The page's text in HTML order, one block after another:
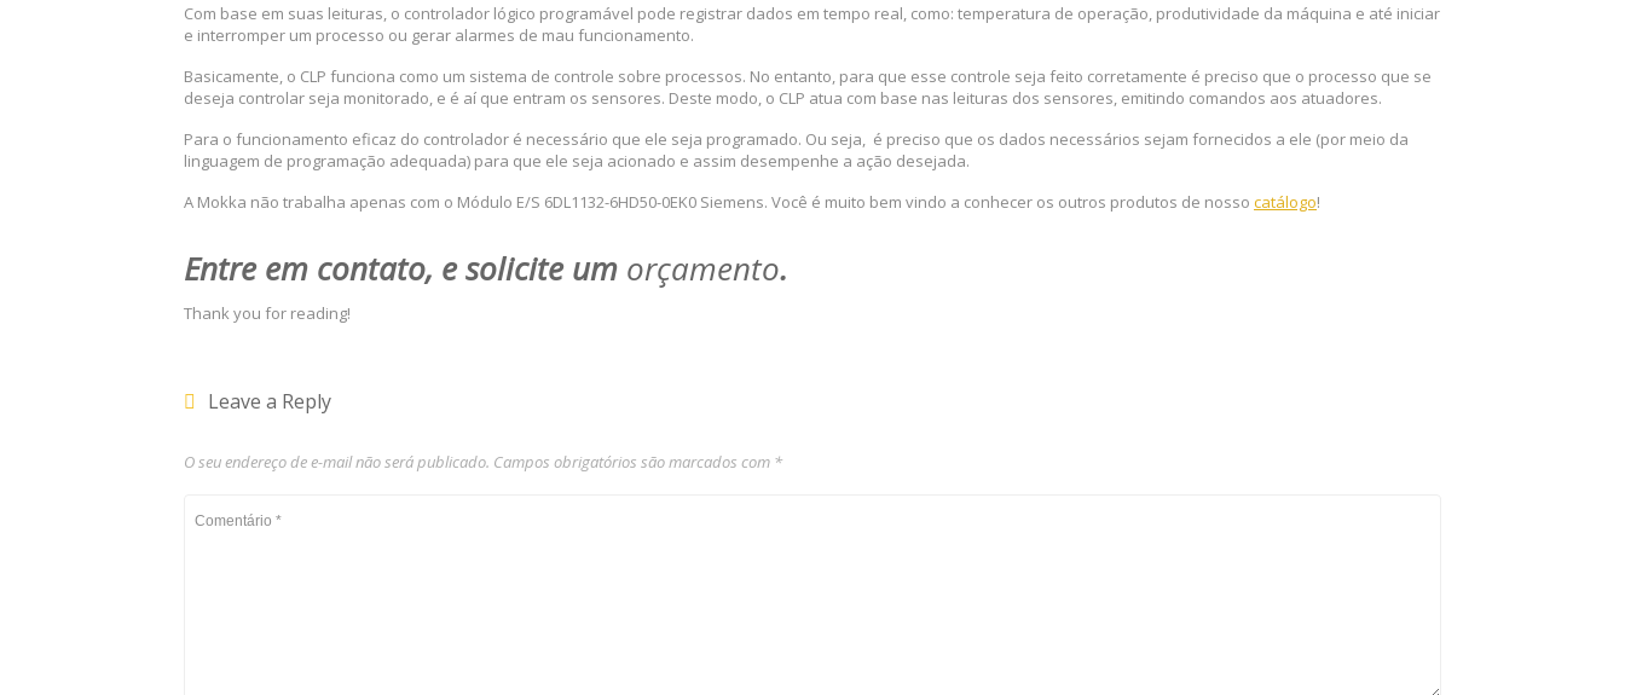
Com base em suas leituras, o controlador lógico programável pode registrar dados em tempo real, como: temperatura de operação, produtividade da máquina e até iniciar
e interromper um processo ou gerar alarmes de mau funcionamento.
Basicamente, o CLP funciona como um sistema de controle sobre processos. No entanto, para que esse controle seja feito corretamente é preciso que o processo que se
deseja controlar seja monitorado, e é aí que entram os sensores. Deste modo, o CLP atua com base nas leituras dos sensores, emitindo comandos aos atuadores.
Para o funcionamento eficaz do controlador é necessário que ele seja programado. Ou seja, é preciso que os dados necessários sejam fornecidos a ele (por meio da
linguagem de programação adequada) para que ele seja acionado e assim desempenhe a ação desejada.
A Mokka não trabalha apenas com o Módulo E/S 6DL1132-6HD50-0EK0 Siemens. Você é muito bem vindo a conhecer os outros produtos de nosso catálogo!
Entre em contato, e solicite um orçamento.
Thank you for reading!
Leave a Reply
O seu endereço de e-mail não será publicado. Campos obrigatórios são marcados com *